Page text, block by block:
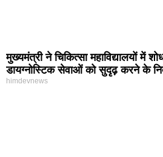
मुख्यमंत्री ने चिकित्सा महाविद्यालयों में
डायग्नोस्टिक सेवाओं को सुदृढ़ करने के
himdevnews